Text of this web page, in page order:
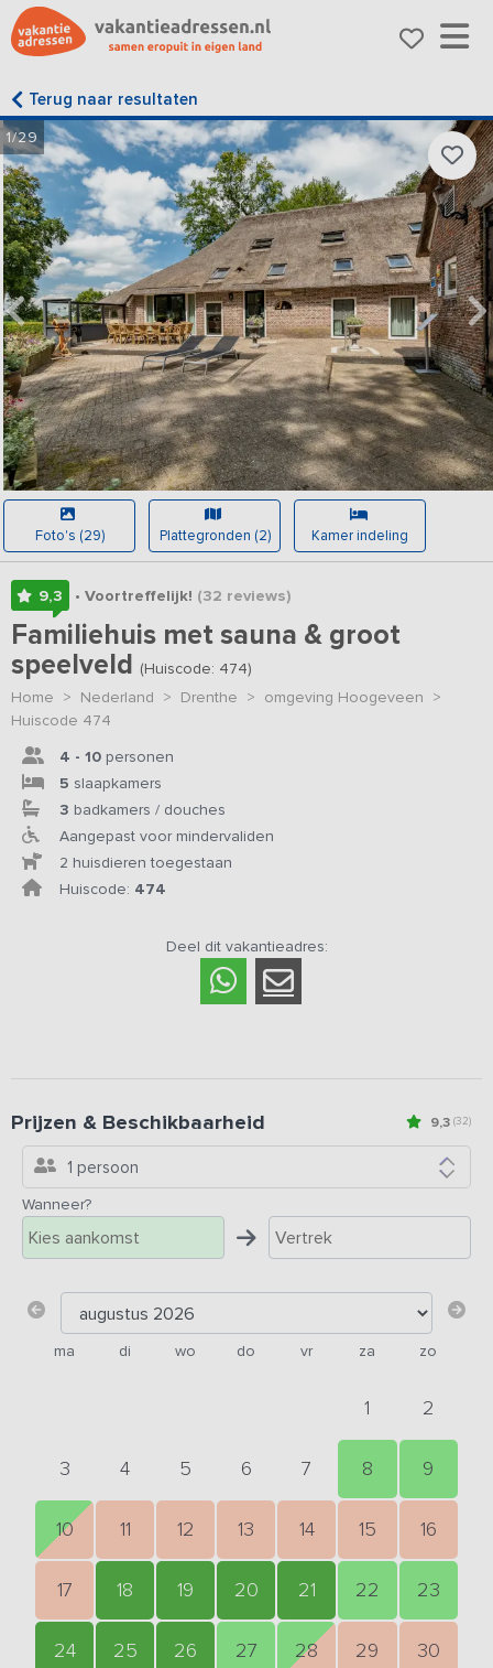
Terug naar resultaten
1/29
Foto's (29) Plattegronden (2) Kamer indeling
9,3 • Voortreffelijk! (32 reviews)
Familiehuis met sauna & groot
speelveld (Huiscode: 474)
Home > Nederland > Drenthe > omgeving Hoogeveen >
Huiscode 474
4 - 10 personen
5 slaapkamers
3 badkamers / douches
Aangepast voor mindervaliden
2 huisdieren toegestaan
Huiscode: 474
Deel dit vakantieadres:
9,3 (32)
Prijzen & Beschikbaarheid
1 persoon
Wanneer?
ma di wo do vr za zo
1 2
3 4 5 6 7 8 9
10 11 12 13 14 15 16
17 18 19 20 21 22 23
24 25 26 27 28 29 30